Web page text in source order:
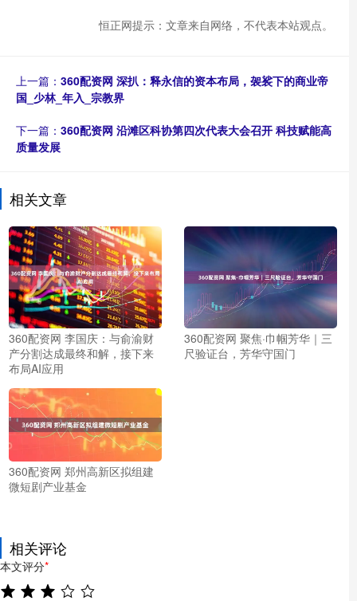
恒正网提示：文章来自网络，不代表本站观点。
上一篇： 360配资网 深扒：释永信的资本布局，袈裟下的商业帝
国_少林_年入_宗教界
下一篇： 360配资网 沿滩区科协第四次代表大会召开 科技赋能高
质量发展
相关文章
360配资网 李国庆：与俞渝财
产分割达成最终和解，接下来
布局AI应用
360配资网 聚焦·巾帼芳华｜三
尺验证台，芳华守国门
360配资网 郑州高新区拟组建
微短剧产业基金
相关评论
本文评分*